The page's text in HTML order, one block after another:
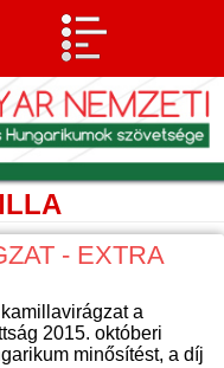
- EXTRA
a
2015. októberi
minősítést, a díj